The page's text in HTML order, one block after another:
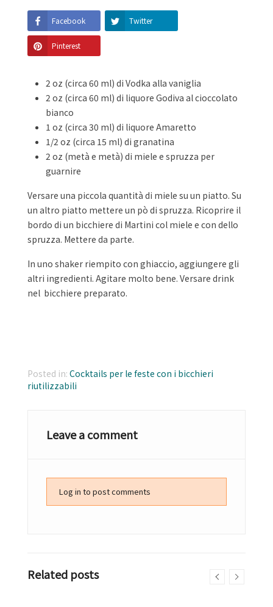
Facebook Twitter
Pinterest
2 oz (circa 60 ml) di Vodka alla vaniglia
2 oz (circa 60 ml) di liquore Godiva al cioccolato
bianco
1 oz (circa 30 ml) di liquore Amaretto
1/2 oz (circa 15 ml) di granatina
2 oz (metà e metà) di miele e spruzza per
guarnire
Versare una piccola quantità di miele su un piatto. Su
un altro piatto mettere un pò di spruzza. Ricoprire il
bordo di un bicchiere di Martini col miele e con dello
spruzza. Mettere da parte.
In uno shaker riempito con ghiaccio, aggiungere gli
altri ingredienti. Agitare molto bene. Versare drink
nel bicchiere preparato.
Posted in: Cocktails per le feste con i bicchieri
riutilizzabili
Leave a comment
Log in to post comments
Related posts